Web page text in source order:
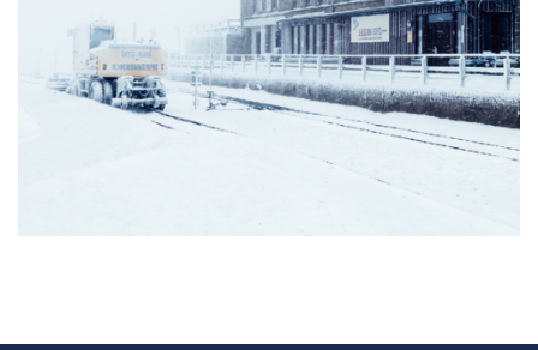
Winter in Harz Mountains